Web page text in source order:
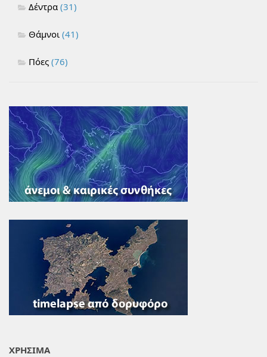
Δέντρα (31)
Θάμνοι (41)
Πόες (76)
ΧΡΗΣΙΜΑ